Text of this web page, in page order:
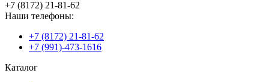
+7 (8172) 21-81-62
Наши телефоны:
+7 (8172) 21-81-62
+7 (991)-473-1616
Каталог